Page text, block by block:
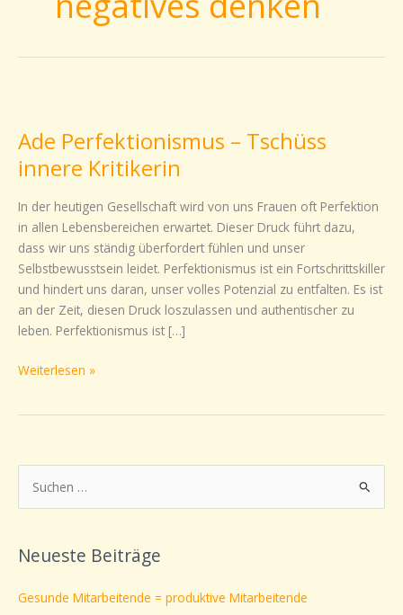
Ade Perfektionismus – Tschüss
innere Kritikerin
In der heutigen Gesellschaft wird von uns Frauen oft Perfektion
in allen Lebensbereichen erwartet. Dieser Druck führt dazu,
dass wir uns ständig überfordert fühlen und unser
Selbstbewusstsein leidet. Perfektionismus ist ein Fortschrittskiller
und hindert uns daran, unser volles Potenzial zu entfalten. Es ist
an der Zeit, diesen Druck loszulassen und authentischer zu
leben. Perfektionismus ist […]
–
Tschüss
innere
Kritikerin
Weiterlesen »
u
h
Neueste Beiträge
Gesunde Mitarbeitende = produktive Mitarbeitende